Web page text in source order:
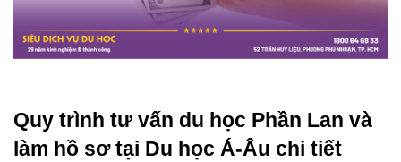
Quy trình tư vấn du học Phần Lan và
làm hồ sơ tại Du học Á-Âu chi tiết